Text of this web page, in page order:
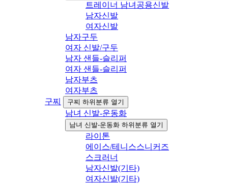
트레이너 남녀공용신발
남자신발
여자신발
남자구두
여자 신발/구두
남자 샌들-슬리퍼
여자 샌들-슬리퍼
남자부츠
여자부츠
구찌
구찌 하위분류 열기
남녀 신발-운동화
남녀 신발-운동화 하위분류 열기
라이톤
에이스/테니스스니커즈
스크러너
남자신발(기타)
여자신발(기타)